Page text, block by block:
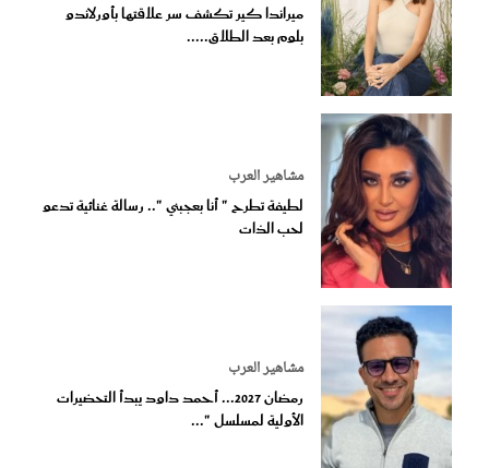
ميراندا كير تكشف سر علاقتها بأورلاندو
بلوم بعد الطلاق.....
مشاهير العرب
لطيفة تطرح " أنا بعجبني ".. رسالة غنائية تدعو
لحب الذات
مشاهير العرب
رمضان 2027... أحمد داود يبدأ التحضيرات
الأولية لمسلسل "...